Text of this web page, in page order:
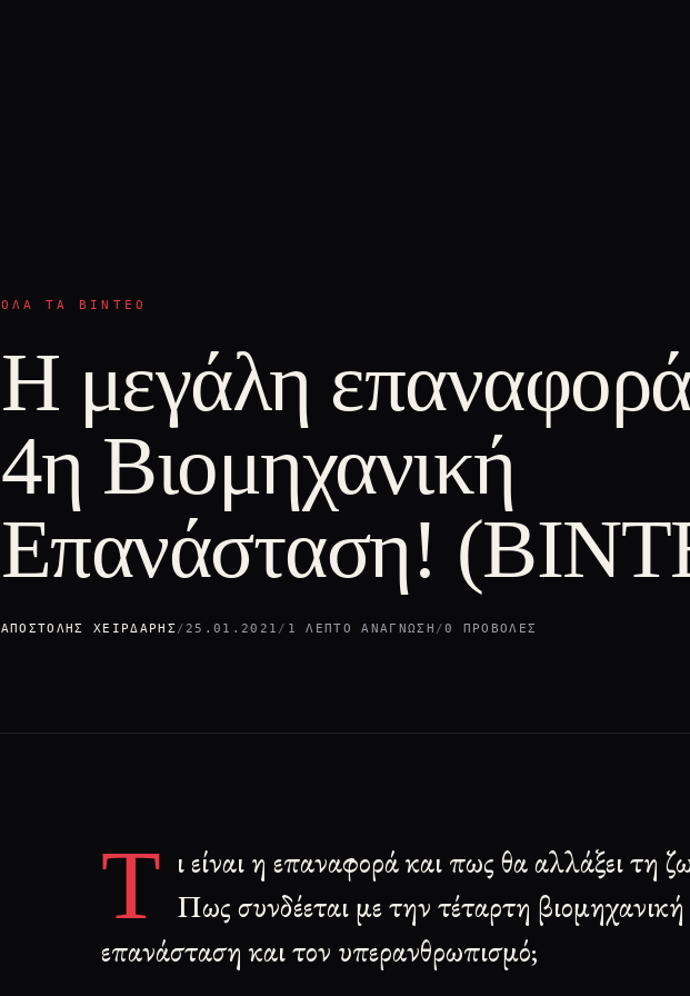
ΌΛΑ ΤΑ ΒΊΝΤΕΟ
Η μεγάλη
4η Βιομηχανική
Επανάσταση!
ΑΠΟΣΤΌΛΗΣ ΧΕΙΡΔΆΡΗΣ /25.01.2021 / 1 ΛΕΠΤΌ ΑΝΆΓΝΩΣΗ /0 ΠΡΟΒΟΛΈΣ
Τ ι είναι η επαναφορά και πως θα αλλάξει τη
Πως συνδέεται με την τέταρτη βιομηχανική
επανάσταση και τον υπερανθρωπισμό;